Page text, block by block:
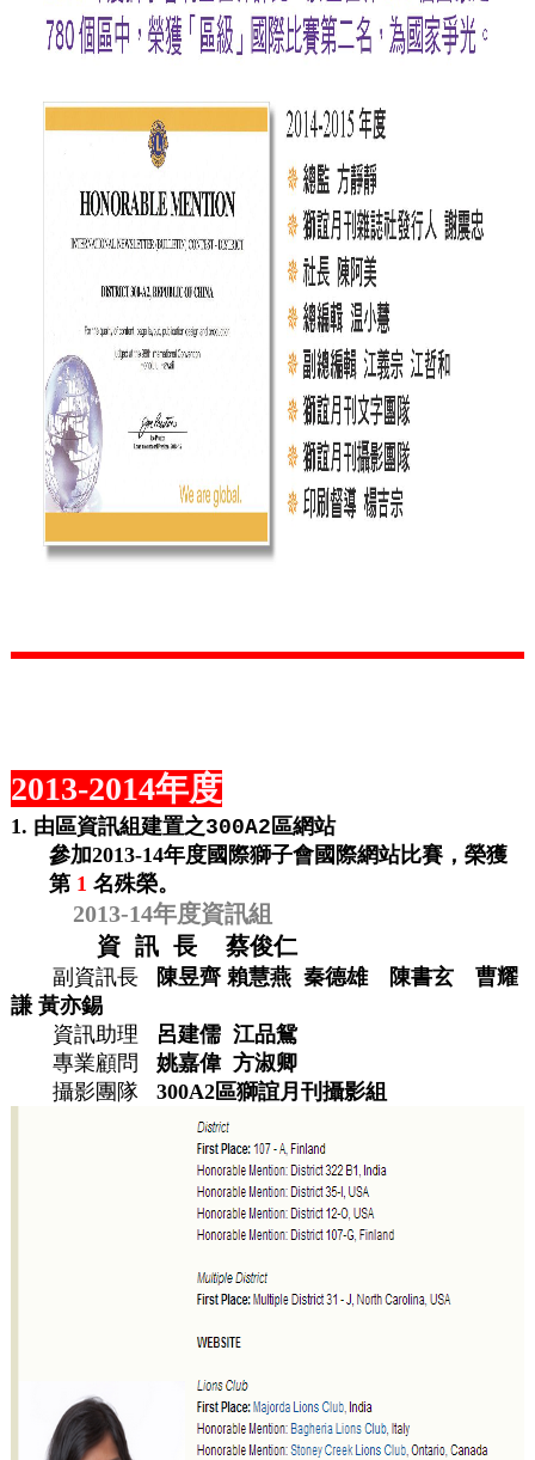
2013-2014年度
1. 由區資訊組建置之300A2 區網站
參加2013-14年度國際獅子會國際網站比賽，榮獲
第 1 名殊榮。
2013-14年度資訊組
資 訊 長蔡俊仁
副資訊長 陳昱齊賴慧燕 秦德雄 陳書玄 曹耀
謙 黃亦錫
資訊助理
呂建儒 江品鴛
專業顧問 姚嘉偉 方淑卿
攝影團隊 300A2區獅誼月刊攝影組